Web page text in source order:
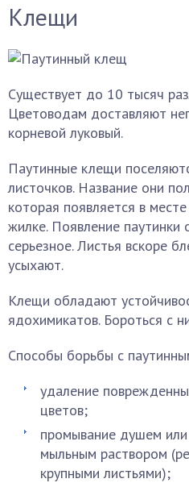
Клещи
Существует до 10 тысяч
Цветоводам доставляют
корневой луковый.
Паутинные клещи
листочков. Название они
которая появляется в
жилке. Появление паутинки
серьезное. Листья вскоре
усыхают.
Клещи обладают
ядохимикатов. Бороться с
Способы борьбы с
удаление
цветов;
промывание душем
мыльным раствором
крупными листьями);